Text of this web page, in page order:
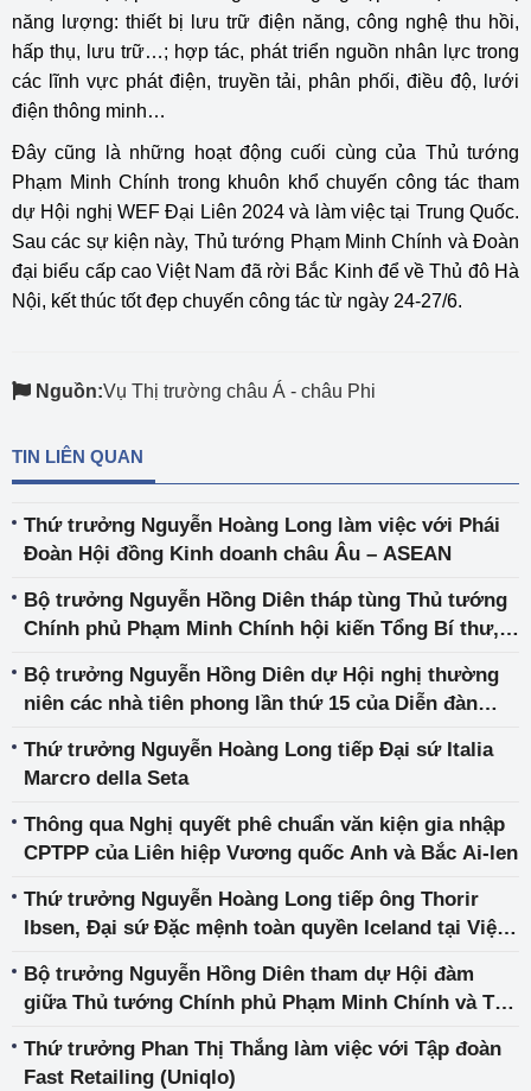
năng lượng: thiết bị lưu trữ điện năng, công nghệ thu hồi,
hấp thụ, lưu trữ…; hợp tác, phát triển nguồn nhân lực trong
các lĩnh vực phát điện, truyền tải, phân phối, điều độ, lưới
điện thông minh…
Đây cũng là những hoạt động cuối cùng của Thủ tướng
Phạm Minh Chính trong khuôn khổ chuyến công tác tham
dự Hội nghị WEF Đại Liên 2024 và làm việc tại Trung Quốc.
Sau các sự kiện này, Thủ tướng Phạm Minh Chính và Đoàn
đại biểu cấp cao Việt Nam đã rời Bắc Kinh để về Thủ đô Hà
Nội, kết thúc tốt đẹp chuyến công tác từ ngày 24-27/6.
Nguồn:Vụ Thị trường châu Á - châu Phi
TIN LIÊN QUAN
Thứ trưởng Nguyễn Hoàng Long làm việc với Phái
Đoàn Hội đồng Kinh doanh châu Âu – ASEAN
Bộ trưởng Nguyễn Hồng Diên tháp tùng Thủ tướng
Chính phủ Phạm Minh Chính hội kiến Tổng Bí thư,
Chính hiệp Vương Hộ Ninh
Bộ trưởng Nguyễn Hồng Diên dự Hội nghị thường
niên các nhà tiên phong lần thứ 15 của Diễn đàn
Thứ trưởng Nguyễn Hoàng Long tiếp Đại sứ Italia
Marcro della Seta
Thông qua Nghị quyết phê chuẩn văn kiện gia nhập
CPTPP của Liên hiệp Vương quốc Anh và Bắc Ai-len
Thứ trưởng Nguyễn Hoàng Long tiếp ông Thorir
Ibsen, Đại sứ Đặc mệnh toàn quyền Iceland tại Việt
Bộ trưởng Nguyễn Hồng Diên tham dự Hội đàm
giữa Thủ tướng Chính phủ Phạm Minh Chính và Thủ
Thứ trưởng Phan Thị Thắng làm việc với Tập đoàn
Fast Retailing (Uniqlo)